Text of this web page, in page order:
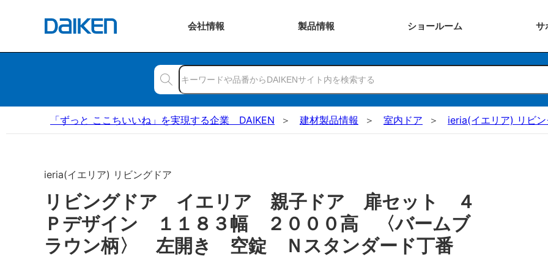
会社情報 製品情報 ショールーム サ
「ずっと ここちいいね」を実現する企業 DAIKEN 建材製品情報 室内ドア ieria(イエリア) リビ
ieria(イエリア) リビングドア
リビングドア イエリア 親子ドア 扉セット ４
Ｐデザイン １１８３幅 ２０００高 〈バームブ
ラウン柄〉 左開き 空錠 Ｎスタンダード丁番